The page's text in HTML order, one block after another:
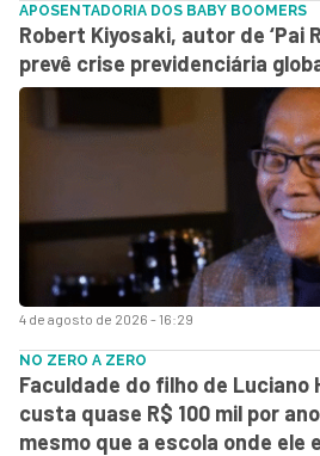
4 de agosto de 2026 - 16:29
APOSENTADORIA DOS BABY BOOMERS
Robert Kiyosaki, autor de ‘Pai
prevê crise previdenciária
NO ZERO A ZERO
Faculdade do filho de Luciano
custa quase R$ 100 mil por
mesmo que a escola onde ele